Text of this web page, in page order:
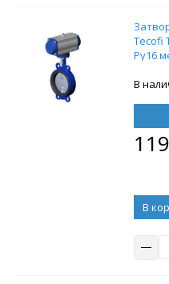
Tecofi
Ру16
В
В